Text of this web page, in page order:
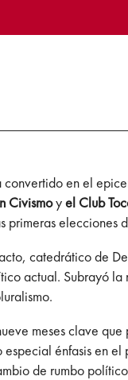
convertido en el
Civismoyel Club
primeras elecciones
catedrático de
actual. Subrayó
meses clave
énfasis en
de rumbo